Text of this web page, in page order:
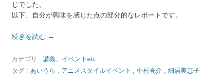
じでした。
以下、自分が興味を感じた点の部分的なレポートです。
続きを読む →
カテゴリ : 講義、イベントetc
タグ : あいうら , アニメスタイルイベント , 中村亮介 , 細居美恵子